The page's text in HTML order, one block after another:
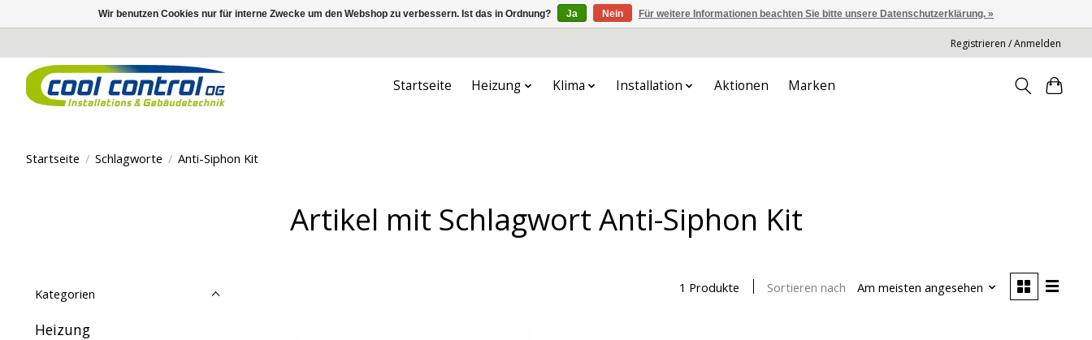
Registrieren / Anmelden
Startseite Heizung Klima Installation Aktionen Marken
Startseite / Schlagworte / Anti-Siphon Kit
Artikel mit Schlagwort Anti-Siphon Kit
Kategorien
Heizung
1 Produkte Sortieren nach Am meisten angesehen
Wir benutzen Cookies nur für interne Zwecke um den Webshop zu verbessern. Ist das in Ordnung? Ja Nein Für weitere Informationen beachten Sie bitte unsere Datenschutzerklärung. »